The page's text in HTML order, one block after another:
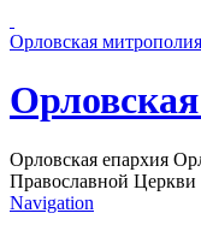
Орловская митрополия
Орловская епархия
Православной Церкви
Navigation